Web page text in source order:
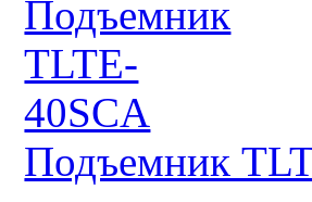
Подъемник